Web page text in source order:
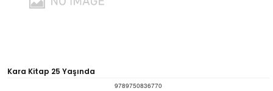
Kara Kitap 25 Yaşında
9789750836770